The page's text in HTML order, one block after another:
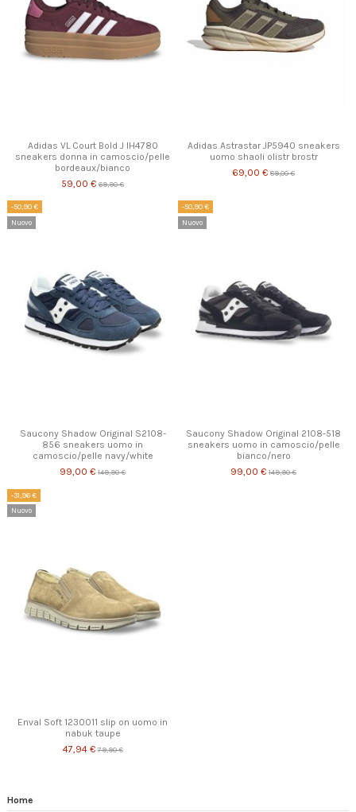
Adidas VL Court Bold J IH4780
sneakers donna in camoscio/pelle
bordeaux/bianco
59,00 € 69,90 €
Adidas Astrastar JP5940 sneakers
uomo shaoli olistr brostr
69,00 € 89,00 €
-50,90 €
Nuovo
Saucony Shadow Original S2108-
856 sneakers uomo in
camoscio/pelle navy/white
99,00 € 149,90 €
-50,90 €
Nuovo
Saucony Shadow Original 2108-518
sneakers uomo in camoscio/pelle
bianco/nero
99,00 € 149,90 €
-31,96 €
Nuovo
Enval Soft 1230011 slip on uomo in
nabuk taupe
47,94 €79,90 €
Home